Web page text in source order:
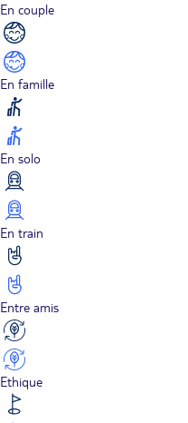
En couple
En famille
En solo
En train
Entre amis
Ethique